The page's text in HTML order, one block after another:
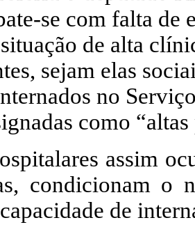
se com falta de
de alta
sejam elas
no
como
assim
condicionam o
de